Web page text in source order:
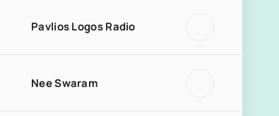
Pavlios Logos Radio
Nee Swaram